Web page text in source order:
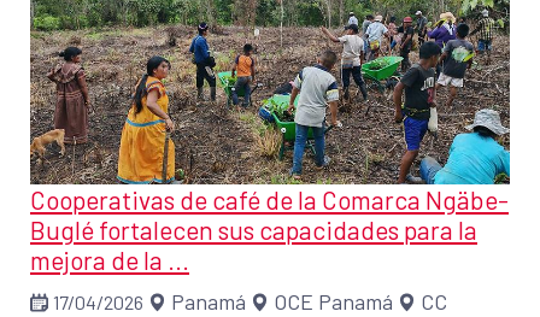
Cooperativas de café de la Comarca Ngäbe-
Buglé fortalecen sus capacidades para la
mejora de la ...
17/04/2026 Panamá OCE Panamá
CC